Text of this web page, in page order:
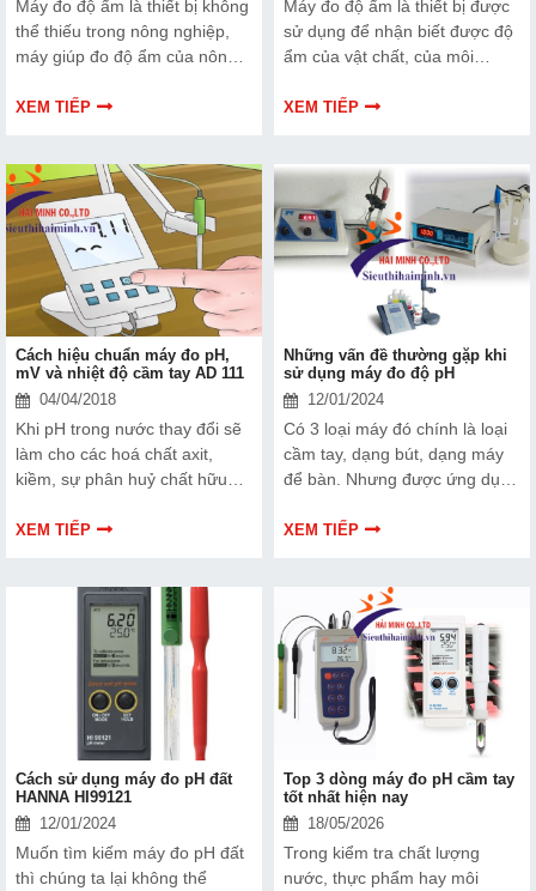
Máy đo độ ẩm là thiết bị không
thể thiếu trong nông nghiệp,
máy giúp đo độ ẩm của nông
bảo quản và chăm sóc tốt hơn.
trên công nghệ của Nhật Bản
được lắp ráp tại Đài Loan với
độ bền và tính ổn định cao khi
sử dụng được nhiều người tin
dùng...
XEM TIẾP
Máy đo độ ẩm là thiết bị được
sử dụng để nhận biết được độ
ẩm của vật chất, của môi
thể giúp cho con người đo
những biến đổi của môi
trường...Thiết bị đo độ ẩm
không có vai trò quan trọng
trong ngành nông nghiệp,
công nghiệp và lĩnh vực môi
XEM TIẾP
Cách hiệu chuẩn máy đo pH,
mV và nhiệt độ cầm tay AD 111
04/04/2018
Khi pH trong nước thay đổi sẽ
làm cho các hoá chất axit,
kiềm, sự phân huỷ chất hữu
vậy, dùng máy đo pH nhằm đo
điều kiện môi trường sống tốt
nhất cho sinh vật.
XEM TIẾP
Những vấn đề thường gặp khi
sử dụng máy đo độ pH
12/01/2024
Có 3 loại máy đó chính là loại
cầm tay, dạng bút, dạng máy
để bàn. Nhưng được ứng dụng
máy đo độ pH cầm tay. Vì vậy
thường gặp khi sử dụng máy
đo độ pH cầm tay nhé.
XEM TIẾP
Cách sử dụng máy đo pH đất
HANNA HI99121
12/01/2024
Muốn tìm kiếm máy đo pH đất
thì chúng ta lại không thể
Top 3 dòng máy đo pH cầm tay
tốt nhất hiện nay
18/05/2026
Trong kiểm tra chất lượng
nước, thực phẩm hay môi